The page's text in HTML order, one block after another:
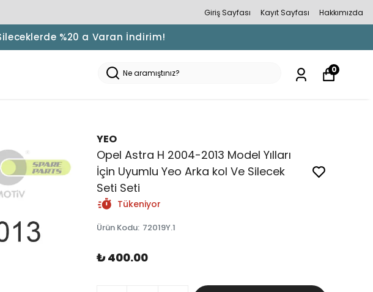
Giriş Sayfası Kayıt Sayfası Hakkımızda
%20 a Varan İndirim!
0
YEO
Opel Astra H 2004-2013 Model Yılları
İçin Uyumlu Yeo Arka kol Ve Silecek
Seti Seti
Tükeniyor
Ürün Kodu: 72019Y.1
₺ 400.00